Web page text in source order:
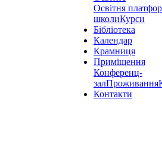
Освітня
школиКурси
Бібліотека
Календар
Крамниця
Приміщення
Конференц-
залПроживання
Контакти